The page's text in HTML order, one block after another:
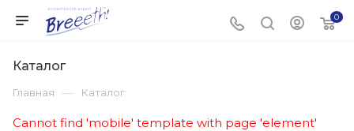
0
Каталог
Главная — Каталог
Cannot find 'mobile' template with page 'element'